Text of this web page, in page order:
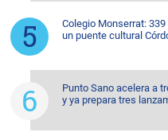
Colegio Monserrat:
un puente cultural
Punto Sano acelera a
y ya prepara tres